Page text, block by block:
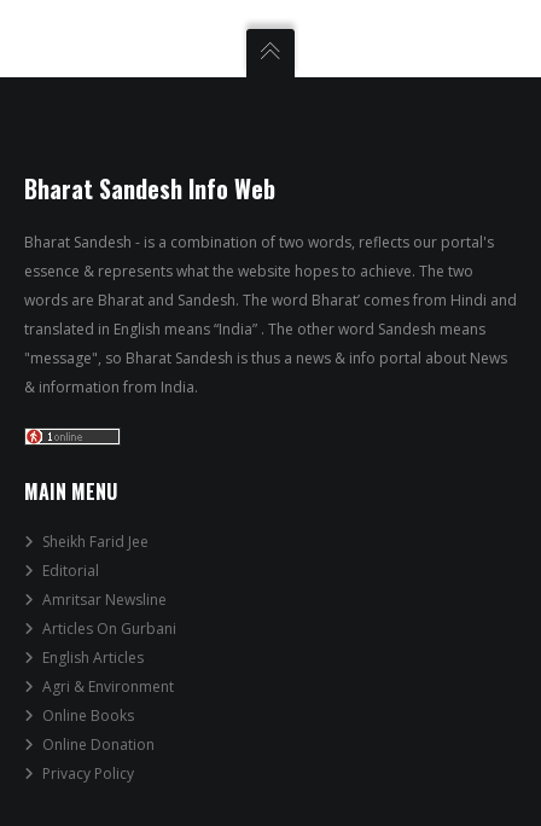
Bharat Sandesh Info Web
Bharat Sandesh - is a combination of two words, reflects our portal's
essence & represents what the website hopes to achieve. The two
words are Bharat and Sandesh. The word Bharat’ comes from Hindi and
translated in English means “India” . The other word Sandesh means
"message", so Bharat Sandesh is thus a news & info portal about News
& information from India.
MAIN MENU
Sheikh Farid Jee
Editorial
Amritsar Newsline
Articles On Gurbani
English Articles
Agri & Environment
Online Books
Online Donation
Privacy Policy